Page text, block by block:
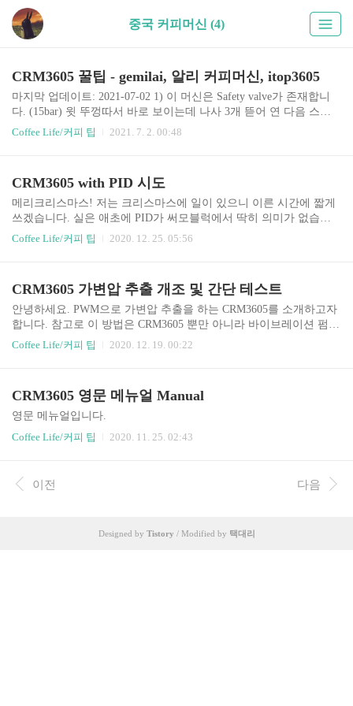
중국 커피머신 (4)
CRM3605 꿀팁 - gemilai, 알리 커피머신, itop3605
마지막 업데이트: 2021-07-02 1) 이 머신은 Safety valve가 존재합니
다. (15bar) 윗 뚜껑따서 바로 보이는데 나사 3개 뜯어 연 다음 스프
링을 몸무게 등으로 한번 세게 누르고 다시 넣으면 11bar 고정 가능
원상복구 했습니다. 2) 중국산 제품에 IMS 샤워스크린으로 플렉스
할 수 있습니다. CI 200 IM 사면 되는데 기본 제품이랑 성능 차이는
거의 없다시피 합니다. 다만 청소가 편해집니다. CI 200 IM이 순정품
이랑 같은 크기입니다. 순정품도 마찬가지 이지만 이게 헤드..
Coffee Life/커피 팁 2021. 7. 2. 00:48
CRM3605 with PID 시도
메리크리스마스! 저는 크리스마스에 일이 있으니 이른 시간에 짧게
쓰겠습니다. 실은 애초에 PID가 써모블럭에서 딱히 의미가 없습니
다만 (추출수 온도 유지 문제) 그래도 어느 정도 성능이 보여지는지
달아봤자라는 뜻이죠... 의미는 없지만 PID 파라미터를 계속 바꾸면
서 테스트해봤습니다만... 떨어진 온도에 대해 자체적으로 보상 동작
(추가 히팅)이 발생하여 최대 전력으로 온도를 회복하려고 합니다.
따라서 PID도 의미없고, 보일러가 동작중 추가 가열된다는 것도 알
았네요. 아무튼 이거 다는 법이랑 세팅기 작성하려고 ..
Coffee Life/커피 팁 2020. 12. 25. 05:56
CRM3605 가변압 추출 개조 및 간단 테스트
안녕하세요. PWM으로 가변압 추출을 하는 CRM3605를 소개하고자
합니다. 참고로 이 방법은 CRM3605 뿐만 아니라 바이브레이션 펌프
를 사용하는 모든 기기에 적용 가능합니다. 개조를 성공한 사람들이
은 범위를 가진 PWM을 구하면 더 나을 수도 있다. (3) 작업이 생각
보다 쉽다. (4) 본 개조는 테스트용에 불과함 여기에서 사용한 PWM
알리에서 샀는데 0.96달러 줬습니다만... 싼게 비지떡이더라고요. A
Coffee Life/커피 팁 2020. 12. 19. 00:22
CRM3605 영문 메뉴얼 Manual
영문 메뉴얼입니다.
Coffee Life/커피 팁
2020. 11. 25. 02:43
이전 다음
Designed by Tistory / Modified by 택대리